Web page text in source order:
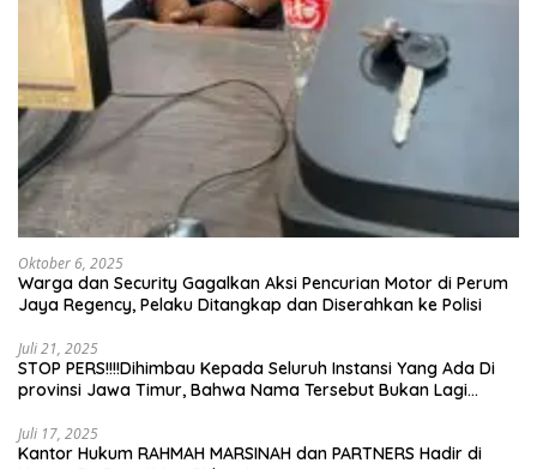
Oktober 6, 2025
Warga dan Security Gagalkan Aksi Pencurian Motor di Perum
Jaya Regency, Pelaku Ditangkap dan Diserahkan ke Polisi
Juli 21, 2025
STOP PERS!!!!Dihimbau Kepada Seluruh Instansi Yang Ada Di
provinsi Jawa Timur, Bahwa Nama Tersebut Bukan Lagi
Juli 17, 2025
Kantor Hukum RAHMAH MARSINAH dan PARTNERS Hadir di